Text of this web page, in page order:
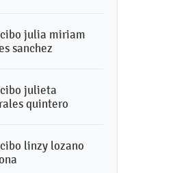
julia miriam
sanchez
julieta
quintero
linzy lozano